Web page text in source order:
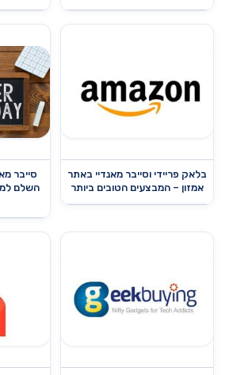
בלאק פריידי וסייבר מאנדיי באתר
אמזון – המבצעים הטובים ביותר
השלם